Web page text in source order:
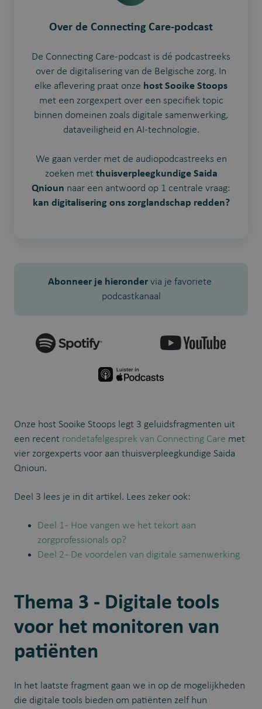
Over de Connecting Care-podcast
De Connecting Care-podcast is dé podcastreeks
over de digitalisering van de Belgische zorg. In
elke aflevering praat onze host Sooike Stoops
met een zorgexpert over een specifiek topic
binnen domeinen zoals digitale samenwerking,
dataveiligheid en AI-technologie.
We gaan verder met de audiopodcastreeks en
zoeken met thuisverpleegkundige Saida
Qnioun naar een antwoord op 1 centrale vraag:
kan digitalisering ons zorglandschap redden?
Abonneer je hieronder via je favoriete
podcastkanaal
Onze host Sooike Stoops legt 3 geluidsfragmenten uit
een recent rondetafelgesprek van Connecting Care met
vier zorgexperts voor aan thuisverpleegkundige Saida
Qnioun.
Deel 3 lees je in dit artikel. Lees zeker ook:
Deel 1 - Hoe vangen we het tekort aan
zorgprofessionals op?
Deel 2 - De voordelen van digitale samenwerking
Thema 3 - Digitale tools
voor het monitoren van
patiënten
In het laatste fragment gaan we in op de mogelijkheden
die digitale tools bieden om patiënten zelf hun